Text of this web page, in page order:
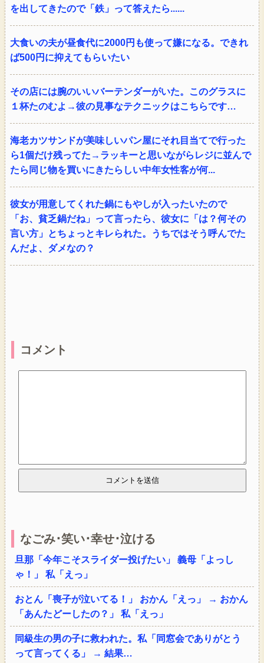
を出してきたので「鉄」って答えたら......
大食いの夫が昼食代に2000円も使って嫌になる。できれ
ば500円に抑えてもらいたい
その店には腕のいいバーテンダーがいた。このグラスに
１杯たのむよ→彼の見事なテクニックはこちらです…
海老カツサンドが美味しいパン屋にそれ目当てで行った
ら1個だけ残ってた→ラッキーと思いながらレジに並んで
たら同じ物を買いにきたらしい中年女性客が何...
彼女が用意してくれた鍋にもやしが入ったいたので
「お、貧乏鍋だね」って言ったら、彼女に「は？何その
言い方」とちょっとキレられた。うちではそう呼んでた
んだよ、ダメなの？
コメント
なごみ･笑い･幸せ･泣ける
旦那「今年こそスライダー投げたい」 義母「よっし
ゃ！」 私「えっ」
おとん「喪子が泣いてる！」 おかん「えっ」 → おかん
「あんたどーしたの？」 私「えっ」
同級生の男の子に救われた。私「同窓会でありがとう
って言ってくる」 → 結果…